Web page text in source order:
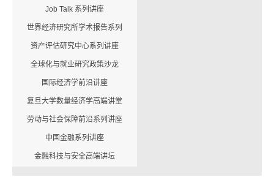
Job Talk 系列讲座
世界经济研究所学术报告系列
资产评估研究中心系列讲座
全球化与就业研究政策沙龙
国际经济学前沿讲座
复旦大学数量经济学高端讲堂
劳动与社会保障前沿系列讲座
中国金融系列讲座
金融科技与安全高端讲坛